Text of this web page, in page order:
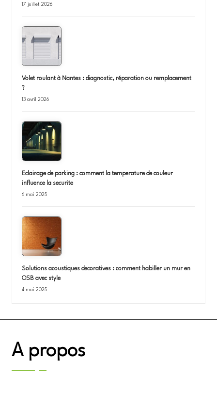
17 juillet 2026
Volet roulant à Nantes : diagnostic, réparation ou remplacement
?
13 avril 2026
Eclairage de parking : comment la temperature de couleur
influence la securite
6 mai 2025
Solutions acoustiques decoratives : comment habiller un mur en
OSB avec style
4 mai 2025
A propos